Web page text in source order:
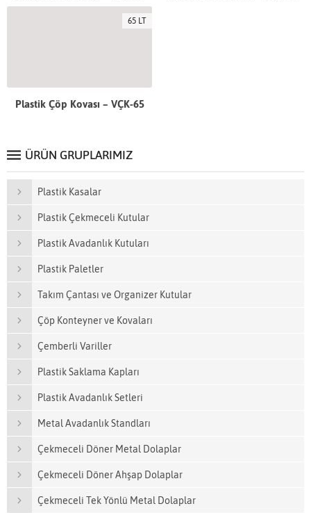
65 LT
Plastik Çöp Kovası – VÇK-65
ÜRÜN GRUPLARIMIZ
Plastik Kasalar
Plastik Çekmeceli Kutular
Plastik Avadanlık Kutuları
Plastik Paletler
Takım Çantası ve Organizer Kutular
Çöp Konteyner ve Kovaları
Çemberli Variller
Plastik Saklama Kapları
Plastik Avadanlık Setleri
Metal Avadanlık Standları
Çekmeceli Döner Metal Dolaplar
Çekmeceli Döner Ahşap Dolaplar
Çekmeceli Tek Yönlü Metal Dolaplar